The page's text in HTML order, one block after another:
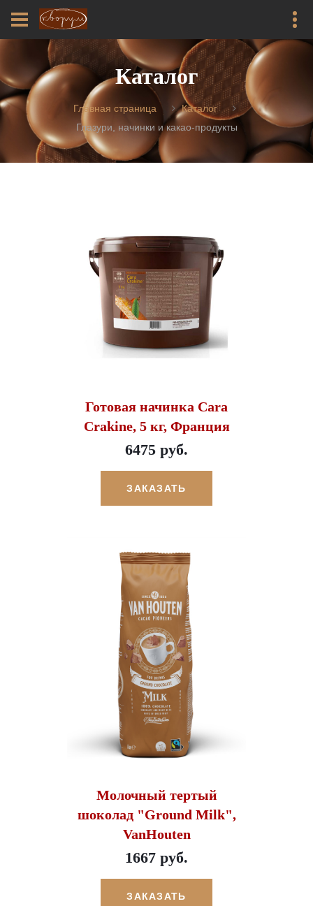
Каталог
Главная страница
Каталог
Глазури, начинки и какао-продукты
Готовая начинка Cara
Crakine, 5 кг, Франция
6475 руб.
ЗАКАЗАТЬ
Молочный тертый
шоколад "Ground Milk",
VanHouten
1667 руб.
ЗАКАЗАТЬ